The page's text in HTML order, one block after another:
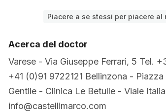
Piacere a se stessi per piacere
Acerca del doctor
Varese - Via Giuseppe Ferrari, 5 Tel.
+41 (0)91 9722121 Bellinzona -
Gentile - Clinica Le Betulle - Viale
info@castellimarco.com